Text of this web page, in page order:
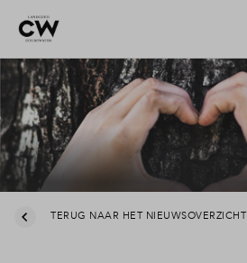
TERUG NAAR HET NIEUWSOVERZICHT